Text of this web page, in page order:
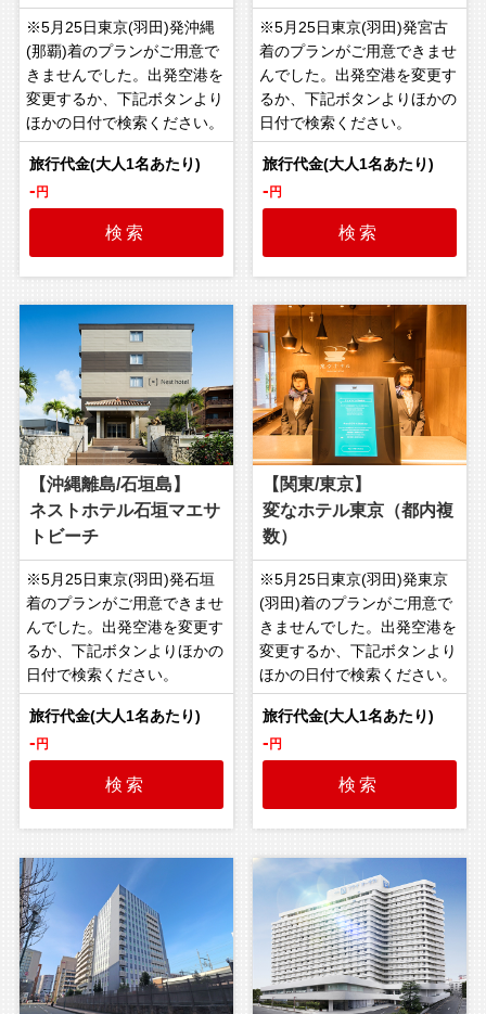
-円
※5月25日東京(羽田)発沖縄
(那覇)着のプランがご用意で
きませんでした。出発空港を
変更するか、下記ボタンより
ほかの日付で検索ください。
検索
-円
※5月25日東京(羽田)発宮古
着のプランがご用意できませ
んでした。出発空港を変更す
るか、下記ボタンよりほかの
日付で検索ください。
検索
【沖縄離島/石垣島】
ネストホテル石垣マエサ
トビーチ
- 円
※5月25日東京(羽田)発石垣
着のプランがご用意できませ
んでした。出発空港を変更す
るか、下記ボタンよりほかの
日付で検索ください。
検索
【関東/東京】
変なホテル東京（都内複
数）
- 円
※5月25日東京(羽田)発東京
(羽田)着のプランがご用意で
きませんでした。出発空港を
変更するか、下記ボタンより
ほかの日付で検索ください。
検索